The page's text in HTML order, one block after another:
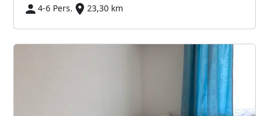
4-6 Pers.
23,30 km